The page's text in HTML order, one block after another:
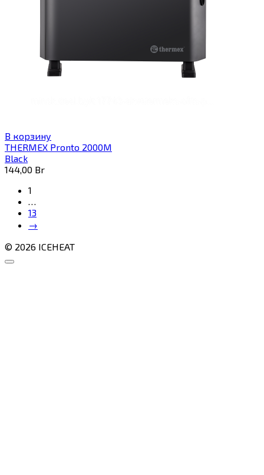
В корзину
THERMEX Pronto 2000M
Black
144,00 Br
1
…
13
→
© 2026 ICEHEAT